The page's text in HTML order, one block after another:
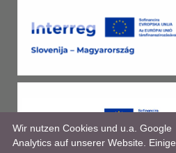
Wir nutzen Cookies und u.a. Google
Analytics auf unserer Website. Einige